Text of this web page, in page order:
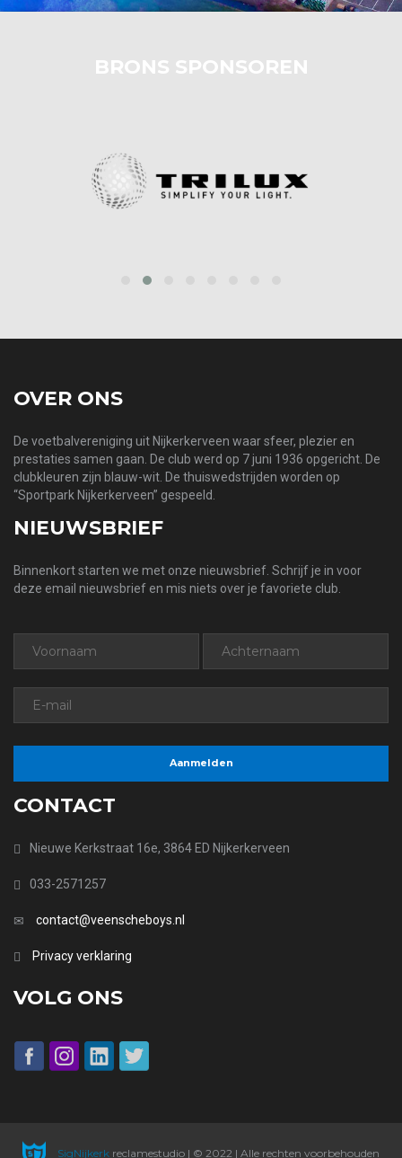
BRONS SPONSOREN
OVER ONS
De voetbalvereniging uit Nijkerkerveen waar sfeer, plezier en
prestaties samen gaan. De club werd op 7 juni 1936 opgericht. De
clubkleuren zijn blauw-wit. De thuiswedstrijden worden op
“Sportpark Nijkerkerveen” gespeeld.
NIEUWSBRIEF
Binnenkort starten we met onze nieuwsbrief. Schrijf je in voor
deze email nieuwsbrief en mis niets over je favoriete club.
CONTACT
Nieuwe Kerkstraat 16e, 3864 ED Nijkerkerveen
033-2571257
contact@veenscheboys.nl
Privacy verklaring
VOLG ONS
SigNijkerkreclamestudio | © 2022 | Alle rechten voorbehouden